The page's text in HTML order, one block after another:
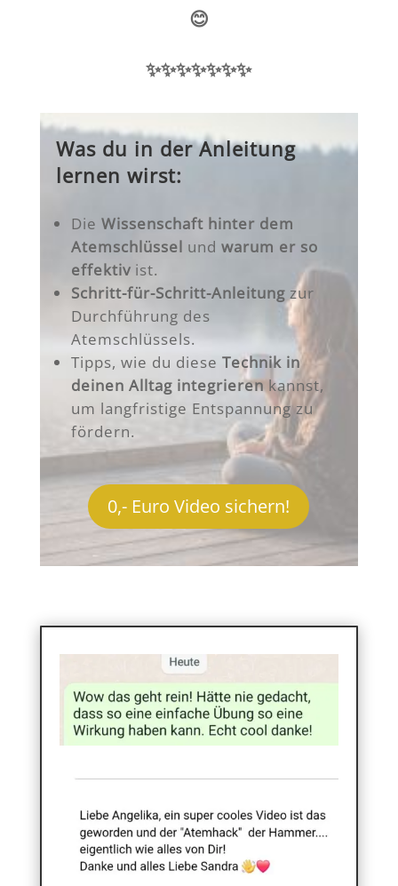
😊
✨✨✨✨✨✨✨
Was du in der Anleitung
lernen wirst:
Die Wissenschaft hinter dem
Atemschlüssel und warum er so
effektivist.
Schritt-für-Schritt-Anleitungzur
Durchführung des
Atemschlüssels.
Tipps, wie du diese Technik in
deinen Alltag integrierenkannst,
um langfristige Entspannung zu
fördern.
0,- Euro Video sichern!